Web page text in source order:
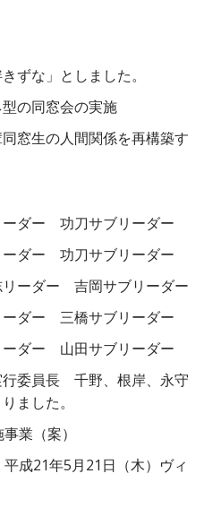
ずな」としました。
の同窓会の実施
窓生の人間関係を再構築す
ー 功刀サブリーダー
ダー 功刀サブリーダー
ー 吉岡サブリーダー
ダー 三橋サブリーダー
ー 山田サブリーダー
委員長 千野、根岸、永守
ました。
業（案）
21年5月21日（木）ヴィ